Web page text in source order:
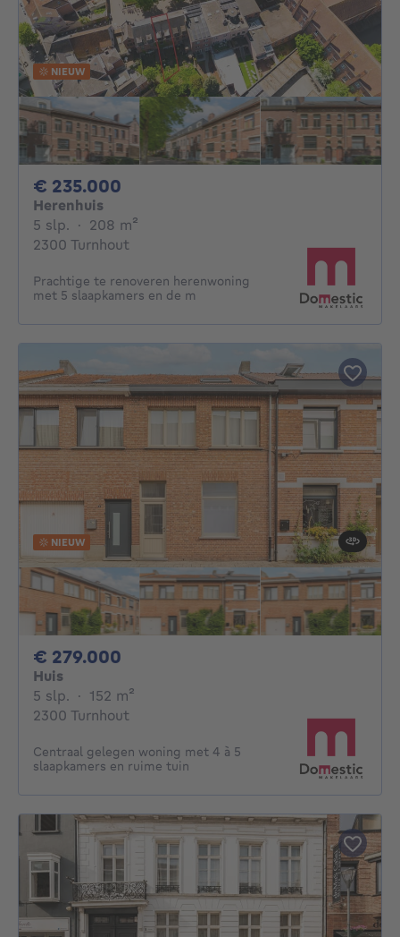
NIEUW
€ 235.000
Herenhuis
5 slp. 5 slaapkamers
· 208 m²
2300 Turnhout
Prachtige te renoveren herenwoning
met 5 slaapkamers en de m
NIEUW
€ 279.000
Huis
5 slp. 5 slaapkamers
· 152 m²
2300 Turnhout
Centraal gelegen woning met 4 à 5
slaapkamers en ruime tuin